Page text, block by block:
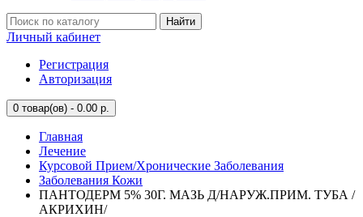
Найти
Личный кабинет
Регистрация
Авторизация
0 товар(ов) - 0.00 р.
Главная
Лечение
Курсовой Прием/Хронические Заболевания
Заболевания Кожи
ПАНТОДЕРМ 5% 30Г. МАЗЬ Д/НАРУЖ.ПРИМ. ТУБА /
АКРИХИН/